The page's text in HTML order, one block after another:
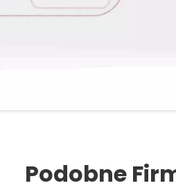
Podobne